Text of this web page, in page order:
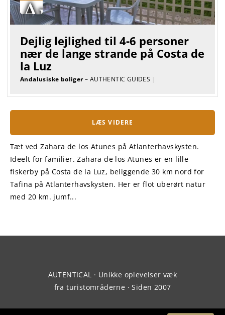
Dejlig lejlighed til 4-6 personer
nær de lange strande på Costa de
la Luz
Andalusiske boliger– AUTHENTIC GUIDES |
LÆS VIDERE
Tæt ved Zahara de los Atunes på Atlanterhavskysten.
Ideelt for familier. Zahara de los Atunes er en lille
fiskerby på Costa de la Luz, beliggende 30 km nord for
Tafina på Atlanterhavskysten. Her er flot uberørt natur
med 20 km. jumf...
AUTENTICAL · Unikke oplevelser væk
fra turistområderne · Siden 2007